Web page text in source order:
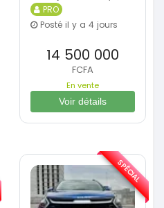
PRO
Posté il y a 4 jours
14 500 000
FCFA
En vente
Voir détails
SPÉCIAL